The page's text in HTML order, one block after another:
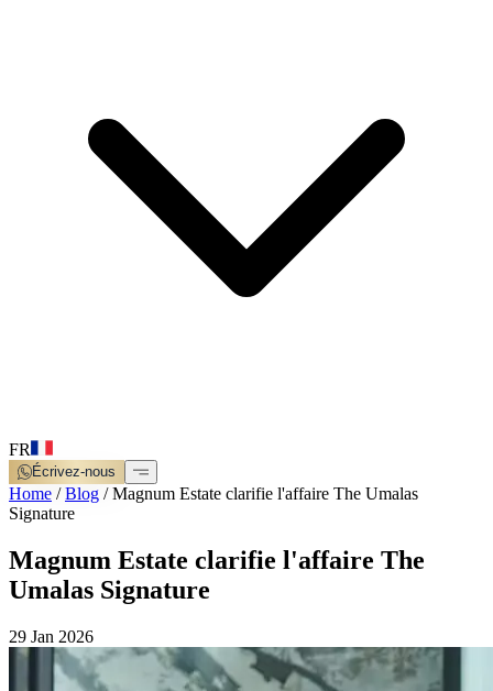
FR
Écrivez-nous
Home /Blog /Magnum Estate clarifie l'affaire The Umalas
Signature
Magnum Estate clarifie l'affaire The
Umalas Signature
29 Jan 2026